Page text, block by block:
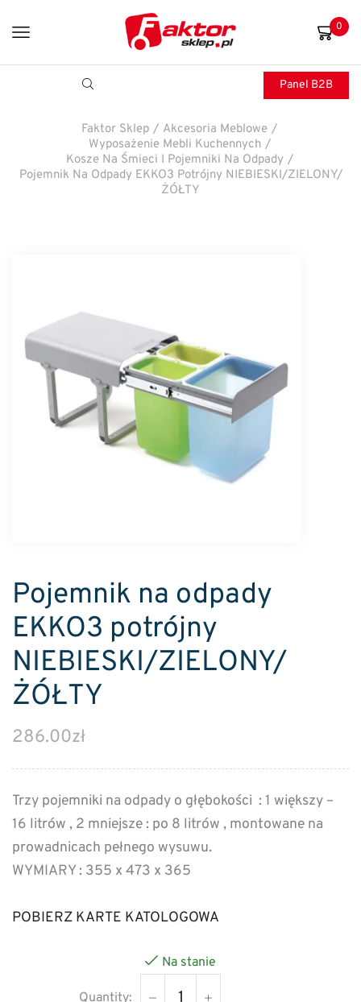
0
Panel B2B
Faktor Sklep / Akcesoria Meblowe /
Wyposażenie Mebli Kuchennych /
Kosze Na Śmieci I Pojemniki Na Odpady /
Pojemnik Na Odpady EKKO3 Potrójny NIEBIESKI/ZIELONY/
ŻÓŁTY
Pojemnik na odpady
EKKO3 potrójny
NIEBIESKI/ZIELONY/
ŻÓŁTY
286.00zł
Trzy pojemniki na odpady o głębokości : 1 większy –
16 litrów , 2 mniejsze : po 8 litrów , montowane na
prowadnicach pełnego wysuwu.
WYMIARY : 355 x 473 x 365
POBIERZ KARTE KATOLOGOWA
Na stanie